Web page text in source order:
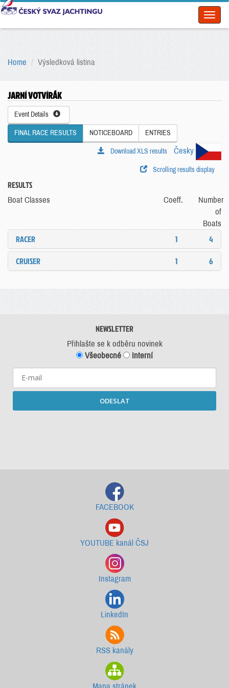
Home Výsledková listina
JARNÍ VOTVÍRÁK
Event Details
FINAL RACE RESULTS NOTICEBOARD ENTRIES
Česky
Download XLS results
Scrolling results display
RESULTS
Boat Classes Coeff.
Number
of
Boats
RACER 1
4
CRUISER
1 6
NEWSLETTER
Přihlašte se k odběru novinek
Všeobecné
Interní
ODESLAT
FACEBOOK
YOUTUBE kanál ČSJ
Instagram
LinkedIn
RSS kanály
Mapa stránek